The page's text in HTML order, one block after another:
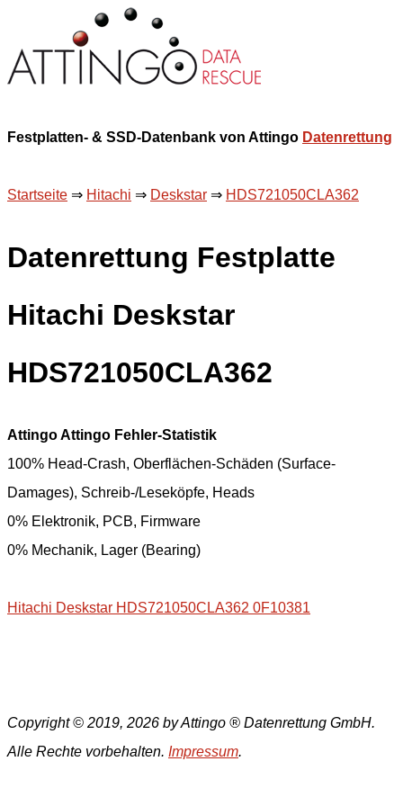
Festplatten- & SSD-Datenbank von Attingo Datenrettung
Startseite ⇒ Hitachi ⇒ Deskstar ⇒ HDS721050CLA362
Datenrettung Festplatte
Hitachi Deskstar
HDS721050CLA362
Attingo Attingo Fehler-Statistik
100% Head-Crash, Oberflächen-Schäden (Surface-
Damages), Schreib-/Leseköpfe, Heads
0% Elektronik, PCB, Firmware
0% Mechanik, Lager (Bearing)
Hitachi Deskstar HDS721050CLA362 0F10381
Copyright © 2019, 2026 by Attingo ® Datenrettung GmbH.
Alle Rechte vorbehalten. Impressum.